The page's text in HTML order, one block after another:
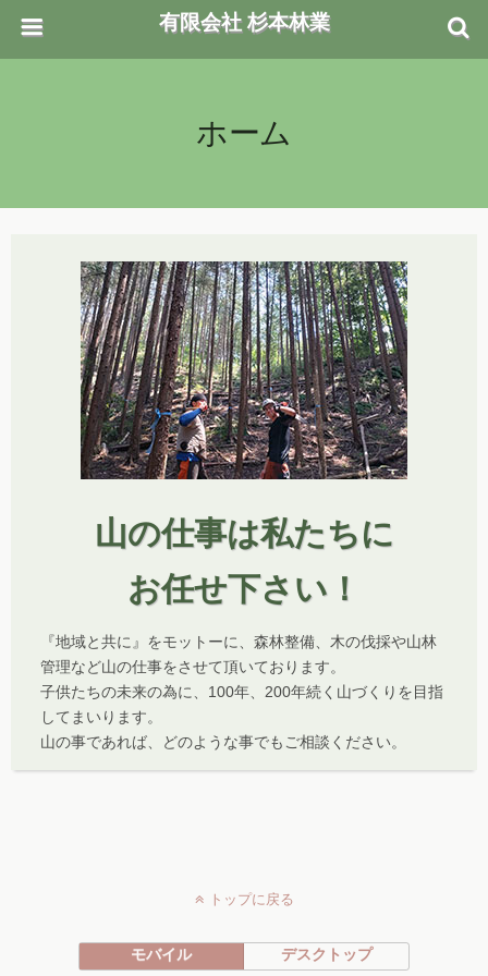
有限会社 杉本林業
ホーム
山の仕事は私たちに
お任せ下さい！
『地域と共に』をモットーに、森林整備、木の伐採や山林
管理など山の仕事をさせて頂いております。
子供たちの未来の為に、100年、200年続く山づくりを目指
してまいります。
山の事であれば、どのような事でもご相談ください。
トップに戻る
モバイル デスクトップ